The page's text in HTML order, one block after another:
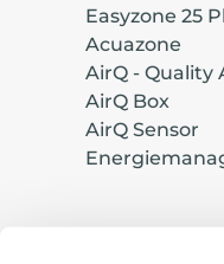
Easyzone 25
Acuazone
AirQ - Quality
AirQ Box
AirQ Sensor